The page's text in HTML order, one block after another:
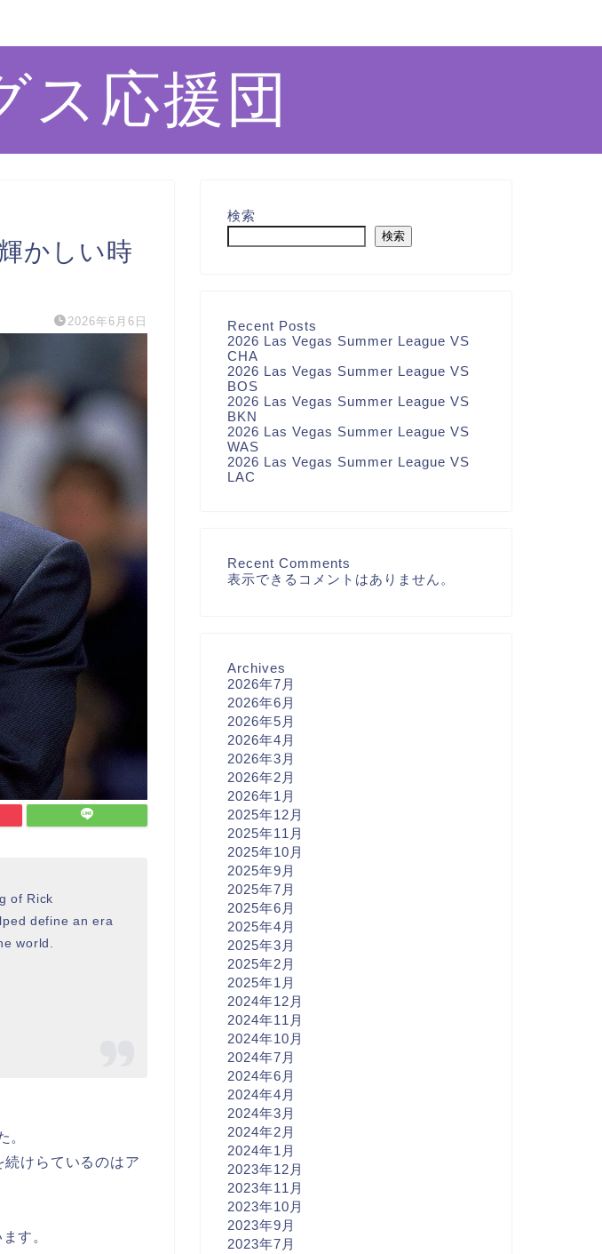
ス応援団
かしい時
2026年6月6日
of Rick
define an era
world.
。
けらているのはア
す。
検索
検索
Recent Posts
2026 Las Vegas Summer League VS
CHA
2026 Las Vegas Summer League VS
BOS
2026 Las Vegas Summer League VS
BKN
2026 Las Vegas Summer League VS
WAS
2026 Las Vegas Summer League VS
LAC
Recent Comments
表示できるコメントはありません。
Archives
2026年7月
2026年6月
2026年5月
2026年4月
2026年3月
2026年2月
2026年1月
2025年12月
2025年11月
2025年10月
2025年9月
2025年7月
2025年6月
2025年4月
2025年3月
2025年2月
2025年1月
2024年12月
2024年11月
2024年10月
2024年7月
2024年6月
2024年4月
2024年3月
2024年2月
2024年1月
2023年12月
2023年11月
2023年10月
2023年9月
2023年7月